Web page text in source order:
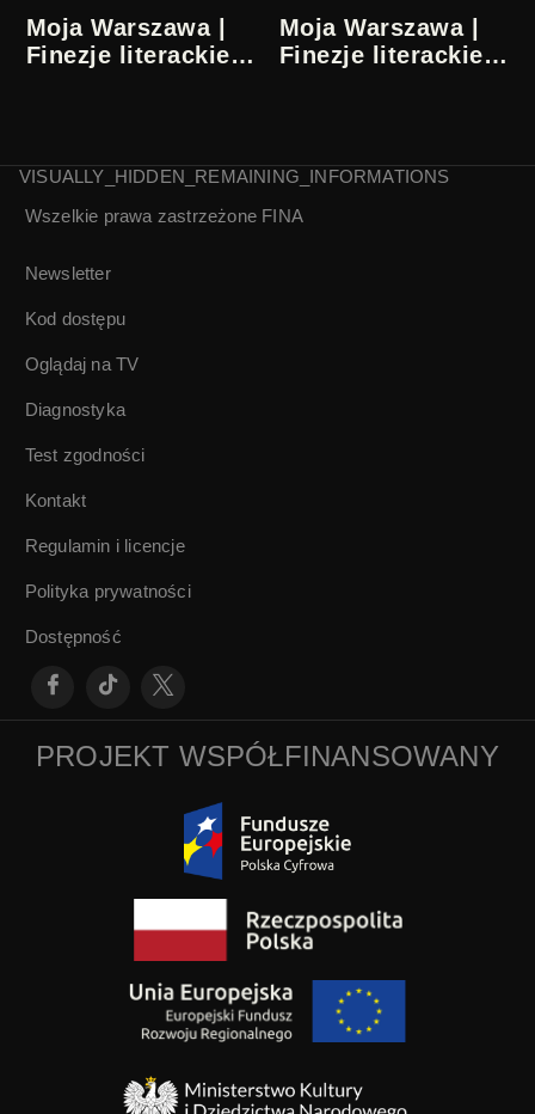
Moja Warszawa |
Finezje literackie |
Moja Warszawa |
Finezje literackie |
Moja Warszawa |
5/5
VISUALLY_HIDDEN_REMAINING_INFORMATIONS
Wszelkie prawa zastrzeżone FINA
Newsletter
Kod dostępu
Oglądaj na TV
Diagnostyka
Test zgodności
Kontakt
Regulamin i licencje
Polityka prywatności
Dostępność
PROJEKT WSPÓŁFINANSOWANY